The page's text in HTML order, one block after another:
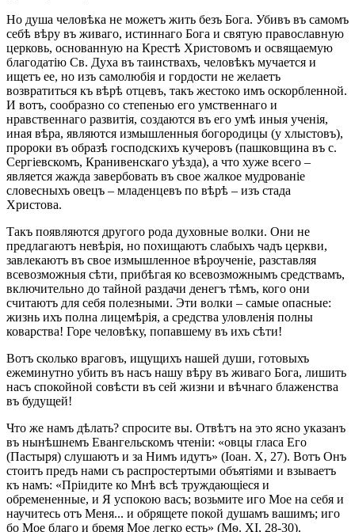
Но душа человѣка не можетъ жить безъ Бога. Убивъ въ самомъ
себѣ вѣру въ живаго, истиннаго Бога и святую православную
церковь, основанную на Крестѣ Христовомъ и освящаемую
благодатію Св. Духа въ таинствахъ, человѣкъ мучается и
ищетъ ее, но изъ самолюбія и гордости не желаетъ
возвратиться къ вѣрѣ отцевъ, такъ жестоко имъ оскорбленной.
И вотъ, сообразно со степенью его умственнаго и
нравственнаго развитія, создаются въ его умѣ иныя ученія,
иная вѣра, являются измышленныя богородицы (у хлыстовъ),
пророки въ образѣ господскихъ кучеровъ (пашковщина въ с.
Сергіевскомъ, Кранивенскаго уѣзда), а что хуже всего –
является жажда завербовать въ свое жалкое мудрованіе
словесныхъ овецъ – младенцевъ по вѣрѣ – изъ стада
Христова.
Такъ появляются другого рода духовные волки. Они не
предлагаютъ невѣрія, но похищаютъ слабыхъ чадъ церкви,
завлекаютъ въ свое измышленное вѣроученіе, разставляя
всевозможныя сѣти, прибѣгая ко всевозможнымъ средствамъ,
включительно до тайной раздачи денегъ тѣмъ, кого они
считаютъ для себя полезными. Эти волки – самые опасные:
жизнь ихъ полна лицемѣрія, а средства уловленія полны
коварства! Горе человѣку, попавшему въ ихъ сѣти!
Вотъ сколько враговъ, ищущихъ нашей души, готовыхъ
ежеминутно убить въ насъ нашу вѣру въ живаго Бога, лишить
насъ спокойной совѣсти въ сей жизни и вѣчнаго блаженства
въ будущей!
Что же намъ дѣлать? спросите вы. Отвѣтъ на это ясно указанъ
въ нынѣшнемъ Евангельскомъ чтеніи: «овцы гласа Его
(Пастыря) слушаютъ и за Нимъ идутъ» (Іоан. X, 27). Вотъ Онъ
стоитъ предъ нами съ распростертыми объятіями и взываетъ
къ намъ: «Пріидите ко Мнѣ всѣ труждающіеся и
обремененные, и Я успокою васъ; возьмите иго Мое на себя и
научитесь отъ Меня... и обрящете покой душамъ вашимъ; иго
бо Мое благо и бремя Мое легко есть» (Мѳ. XI, 28-30).